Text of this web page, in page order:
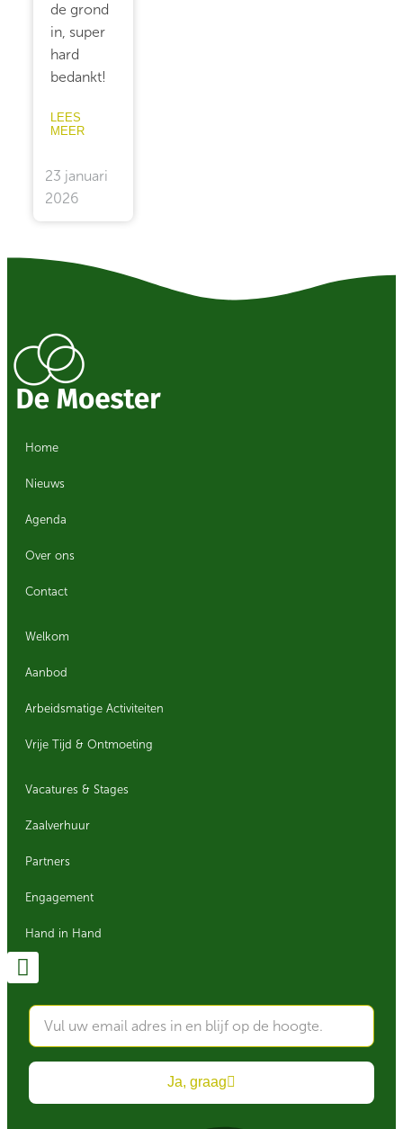
de grond
in, super
hard
bedankt!
LEES
MEER
23 januari
2026
Home
Nieuws
Agenda
Over ons
Contact
Welkom
Aanbod
Arbeidsmatige Activiteiten
Vrije Tijd & Ontmoeting
Vacatures & Stages
Zaalverhuur
Partners
Engagement
Hand in Hand
Ja, graag